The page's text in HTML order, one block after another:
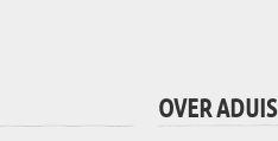
OVER ADUIS